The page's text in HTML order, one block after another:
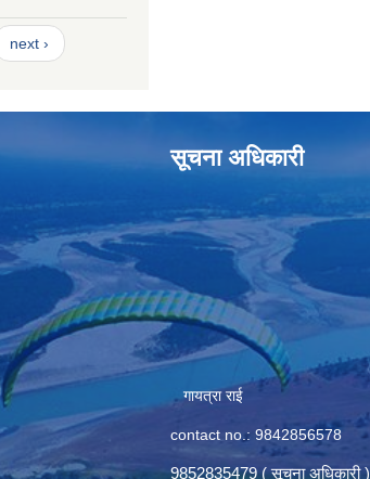
next ›
सूचना अधिकारी
गायत्रा राई
contact no.: 9842856578
9852835479 ( सूचना अधिकारी )